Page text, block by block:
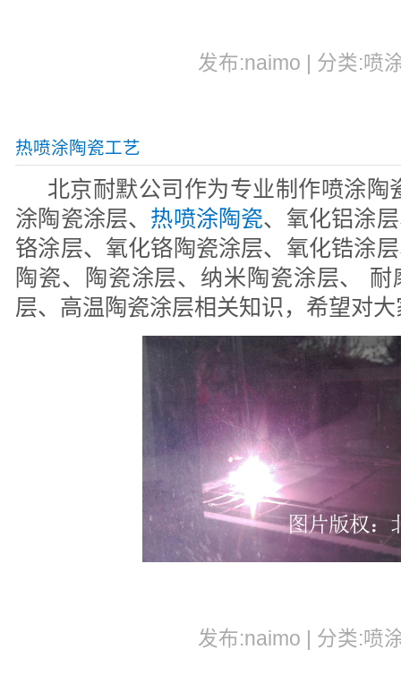
发布:naimo | 分类:喷
热喷涂陶瓷工艺
北京耐默公司作为专业制作喷涂陶
涂陶瓷涂层、 热喷涂陶瓷、氧化铝涂
铬涂层、氧化铬陶瓷涂层、氧化锆涂
陶瓷、陶瓷涂层、纳米陶瓷涂层、
层、高温陶瓷涂层相关知识，希望对
发布:naimo | 分类:喷